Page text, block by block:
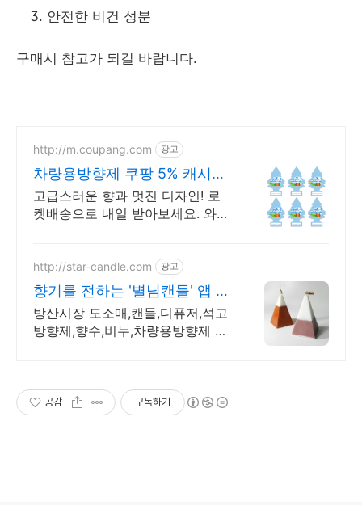
안전한 비건 성분
구매시 참고가 되길 바랍니다.
http://m.coupang.com 광고
차량용방향제 쿠팡 5% 캐시적
립
고급스러운 향과 멋진 디자인! 로
켓배송으로 내일 받아보세요. 와우
http://star-candle.com 광고
향기를 전하는 '별님캔들' 앱 다
운시 7% 할인쿠폰증정
방산시장 도소매,캔들,디퓨저,석고
방향제,향수,비누,차량용방향제 등
공감 구독하기